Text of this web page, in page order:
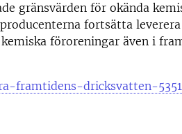
gränsvärden för okända
fortsätta
föroreningar även i
framtidens-dricksvatten-